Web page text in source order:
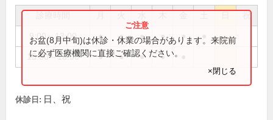
祝
9:00～13:00 ● ● ● ● ●
15:00～18:00 ● ● ● ●
お盆(8月中旬)は休診・休業の場合があります。来院前
に必ず医療機関に直接ご確認ください。
×閉じる
休診日: 日、祝